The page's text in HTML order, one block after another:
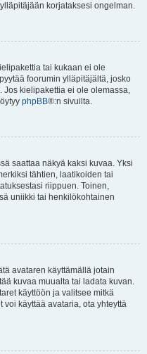
korjataksesi ongelman.
tai kukaan ei ole
foorumin ylläpitäjältä, josko
Jos kielipakettia ei ole olemassa,
phpBB®:n sivuilta.
saattaa näkyä kaksi kuvaa. Yksi
tähtien, laatikoiden tai
riippuen. Toinen,
uniikki tai henkilökohtainen
avataren käyttämällä jotain
kuvaa muualta tai ladata kuvan.
käyttöön ja valitsee mitkä
voi käyttää avataria, ota yhteyttä